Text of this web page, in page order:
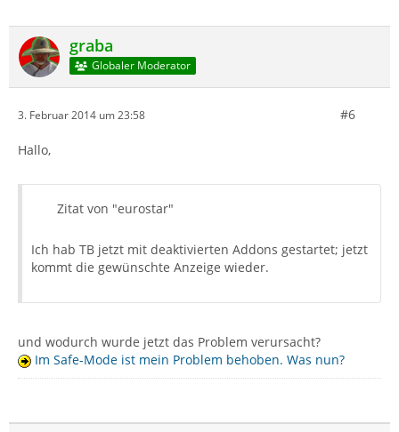
graba
Globaler Moderator
3. Februar 2014 um 23:58 #6
Hallo,
Zitat von "eurostar"
Ich hab TB jetzt mit deaktivierten Addons gestartet; jetzt
kommt die gewünschte Anzeige wieder.
und wodurch wurde jetzt das Problem verursacht?
Im Safe-Mode ist mein Problem behoben. Was nun?